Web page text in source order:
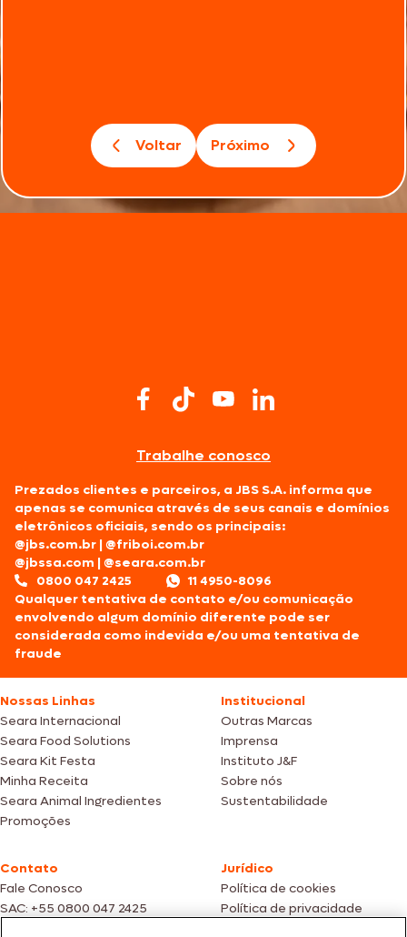
Voltar Próximo
Trabalhe conosco
Prezados clientes e parceiros, a JBS S.A. informa que
apenas se comunica através de seus canais e domínios
eletrônicos oficiais, sendo os principais:
@jbs.com.br |@friboi.com.br
@jbssa.com |@seara.com.br
0800 047 2425
11 4950-8096
Qualquer tentativa de contato e/ou comunicação
envolvendo algum domínio diferente pode ser
considerada como indevida e/ou uma tentativa de
fraude
Nossas Linhas
Seara Internacional
Seara Food Solutions
Seara Kit Festa
Minha Receita
Seara Animal Ingredientes
Promoções
Institucional
Outras Marcas
Imprensa
Instituto J&F
Sobre nós
Sustentabilidade
Contato
Fale Conosco
SAC: +55 0800 047 2425
Jurídico
Política de cookies
Política de privacidade